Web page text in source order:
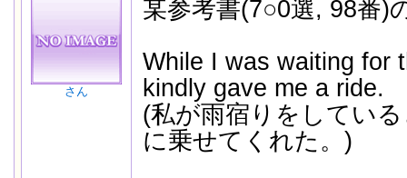
さん
某参考書(7○0選, 98番)
While I was waiting for
kindly gave me a ride.
(私が雨宿りをしてい
に乗せてくれた。)